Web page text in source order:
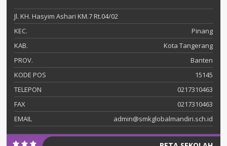
Jl. KH. Hasyim Ashari KM.7 Rt.04/02
KEC.
Pinang
KAB.
Kota Tangerang
PROV.
Banten
KODE POS
15145
TELEPON
0217310463
FAX
0217310463
EMAIL
admin@smkglobalmandiri.sch.id